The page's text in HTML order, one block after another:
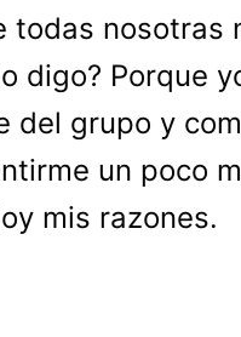
todas nosotras
digo? Porque
del grupo y
un poco
mis razones.